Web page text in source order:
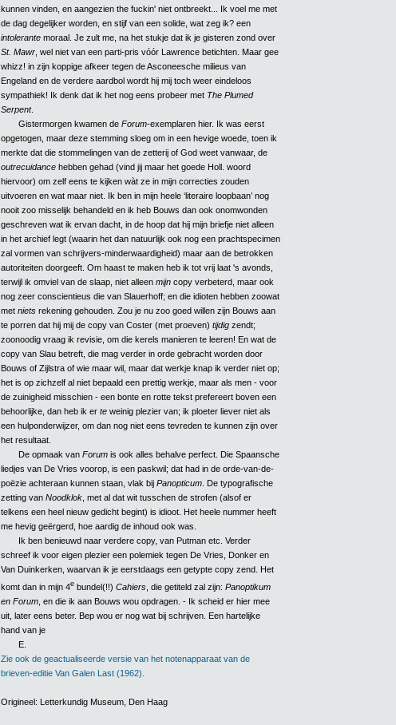
kunnen vinden, en aangezien the fuckin' niet ontbreekt... Ik voel me met
de dag degelijker worden, en stijf van een solide, wat zeg ik? een
intolerantemoraal. Je zult me, na het stukje dat ik je gisteren zond over
St. Mawr, wel niet van een parti-pris vóór Lawrence betichten. Maar gee
whizz! in zijn koppige afkeer tegen de Asconeesche milieus van
Engeland en de verdere aardbol wordt hij mij toch weer eindeloos
sympathiek! Ik denk dat ik het nog eens probeer met The Plumed
Serpent.
Gistermorgen kwamen de Forum-exemplaren hier. Ik was eerst
opgetogen, maar deze stemming sloeg om in een hevige woede, toen ik
merkte dat die stommelingen van de zetterij of God weet vanwaar, de
outrecuidancehebben gehad (vind jij maar het goede Holl. woord
hiervoor) om zelf eens te kijken wàt ze in mijn correcties zouden
uitvoeren en wat maar niet. Ik ben in mijn heele ‘literaire loopbaan’ nog
nooit zoo misselijk behandeld en ik heb Bouws dan ook onomwonden
geschreven wat ik ervan dacht, in de hoop dat hij mijn briefje niet alleen
in het archief legt (waarin het dan natuurlijk ook nog een prachtspecimen
zal vormen van schrijvers-minderwaardigheid) maar aan de betrokken
autoriteiten doorgeeft. Om haast te maken heb ik tot vrij laat 's avonds,
terwijl ik omviel van de slaap, niet alleen mijncopy verbeterd, maar ook
nog zeer conscientieus die van Slauerhoff; en die idioten hebben zoowat
met nietsrekening gehouden. Zou je nu zoo goed willen zijn Bouws aan
te porren dat hij mij de copy van Coster (met proeven) tijdigzendt;
zoonoodig vraag ik revisie, om die kerels manieren te leeren! En wat de
copy van Slau betreft, die mag verder in orde gebracht worden door
Bouws of Zijlstra of wie maar wil, maar dat werkje knap ik verder niet op;
het is op zichzelf al niet bepaald een prettig werkje, maar als men - voor
de zuinigheid misschien - een bonte en rotte tekst prefereert boven een
behoorlijke, dan heb ik er teweinig plezier van; ik ploeter liever niet als
een hulponderwijzer, om dan nog niet eens tevreden te kunnen zijn over
het resultaat.
De opmaak van Forumis ook alles behalve perfect. Die Spaansche
liedjes van De Vries voorop, is een paskwil; dat had in de orde-van-de-
poëzie achteraan kunnen staan, vlak bij Panopticum. De typografische
zetting van Noodklok, met al dat wit tusschen de strofen (alsof er
telkens een heel nieuw gedicht begint) is idioot. Het heele nummer heeft
me hevig geërgerd, hoe aardig de inhoud ook was.
Ik ben benieuwd naar verdere copy, van Putman etc. Verder
schreef ik voor eigen plezier een polemiek tegen De Vries, Donker en
Van Duinkerken, waarvan ik je eerstdaags een getypte copy zend. Het
komt dan in mijn 4ebundel(!!) Cahiers, die getiteld zal zijn: Panoptikum
en Forum, en die ik aan Bouws wou opdragen. - Ik scheid er hier mee
uit, later eens beter. Bep wou er nog wat bij schrijven. Een hartelijke
hand van je
E.
Zie ook de geactualiseerde versie van het notenapparaat van de
brieven-editie Van Galen Last (1962).
Origineel: Letterkundig Museum, Den Haag